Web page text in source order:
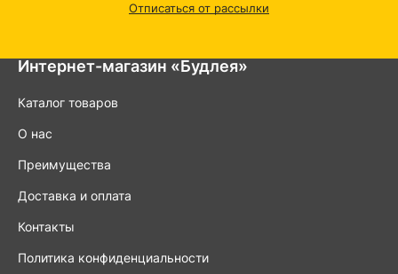
Интернет-магазин «Будлея»
Каталог товаров
О нас
Преимущества
Доставка и оплата
Контакты
Политика конфиденциальности
Отписаться от рассылки